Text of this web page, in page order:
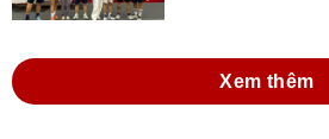
Xem thêm